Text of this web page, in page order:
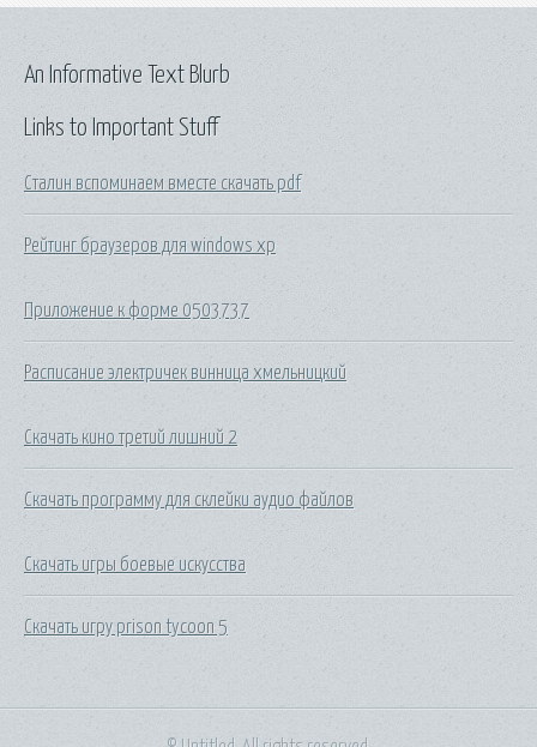
Links to Important Stuff
Сталин вспоминаем вместе скачать pdf
Рейтинг браузеров для windows xp
Приложение к форме 0503737
Расписание электричек винница хмельницкий
Скачать кино третий лишний 2
Скачать программу для склейки аудио файлов
Скачать игры боевые искусства
Скачать игру prison tycoon 5
An Informative Text Blurb